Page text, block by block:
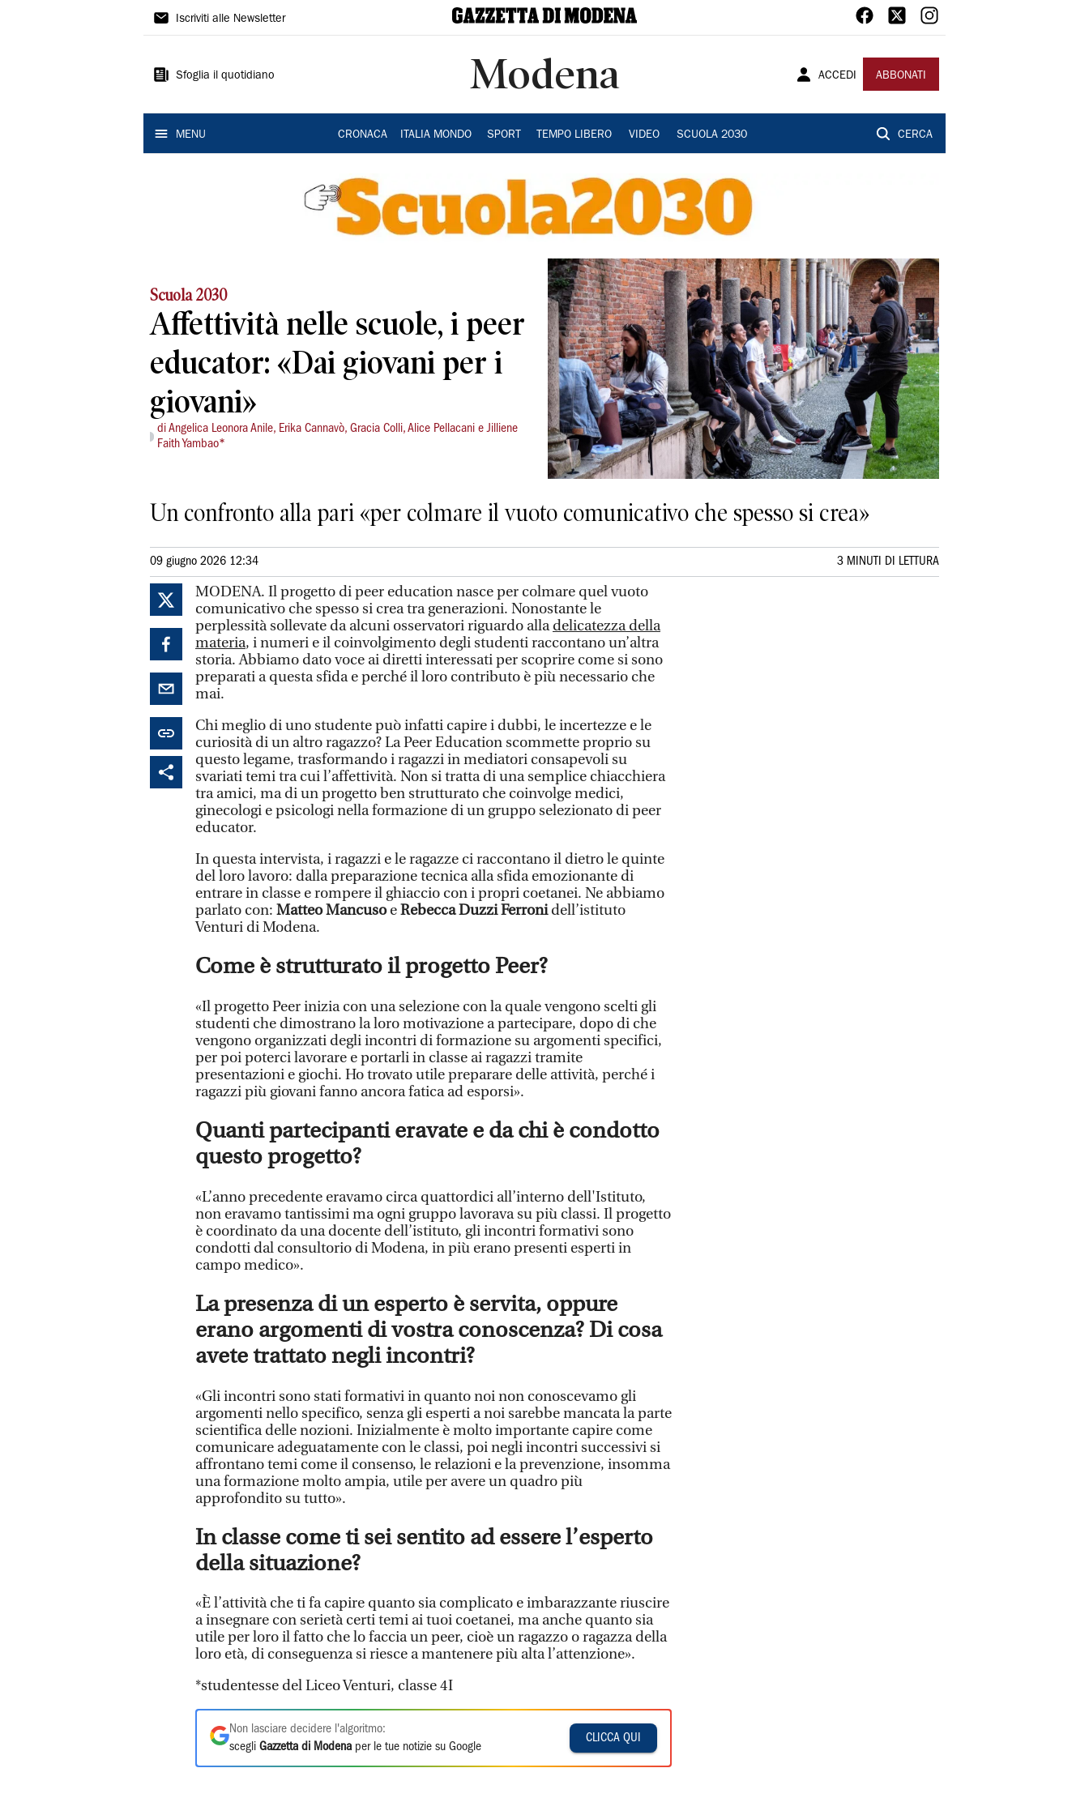
Gazzetta
Modena
Iscriviti alle Newsletter
Sfoglia il quotidiano Modena ACCEDI ABBONATI
MENU CRONACA ITALIA MONDO SPORT TEMPO LIBERO VIDEO SCUOLA 2030 CERCA
Scuola 2030
Affettività nelle scuole, i peer
educator: «Dai giovani per i
giovani»
di Angelica Leonora Anile, Erika Cannavò, Gracia Colli, Alice Pellacani e Jilliene
Faith Yambao*
Un confronto alla pari «per colmare il vuoto comunicativo che spesso si crea»
09 giugno 2026 12:34 3 MINUTI DI LETTURA
MODENA. Il progetto di peer education nasce per colmare quel vuoto
comunicativo che spesso si crea tra generazioni. Nonostante le
perplessità sollevate da alcuni osservatori riguardo alladelicatezza della
materia, i numeri e il coinvolgimento degli studenti raccontano un’altra
storia. Abbiamo dato voce ai diretti interessati per scoprire come si sono
preparati a questa sfida e perché il loro contributo è più necessario che
mai.
Chi meglio di uno studente può infatti capire i dubbi, le incertezze e le
curiosità di un altro ragazzo? La Peer Education scommette proprio su
questo legame, trasformando i ragazzi in mediatori consapevoli su
svariati temi tra cui l’affettività. Non si tratta di una semplice chiacchiera
tra amici, ma di un progetto ben strutturato che coinvolge medici,
ginecologi e psicologi nella formazione di un gruppo selezionato di peer
educator.
In questa intervista, i ragazzi e le ragazze ci raccontano il dietro le quinte
del loro lavoro: dalla preparazione tecnica alla sfida emozionante di
entrare in classe e rompere il ghiaccio con i propri coetanei. Ne abbiamo
parlato con: Matteo MancusoeRebecca Duzzi Ferronidell’istituto
Venturi di Modena.
Come è strutturato il progetto Peer?
«Il progetto Peer inizia con una selezione con la quale vengono scelti gli
studenti che dimostrano la loro motivazione a partecipare, dopo di che
vengono organizzati degli incontri di formazione su argomenti specifici,
per poi poterci lavorare e portarli in classe ai ragazzi tramite
presentazioni e giochi. Ho trovato utile preparare delle attività, perché i
ragazzi più giovani fanno ancora fatica ad esporsi».
Quanti partecipanti eravate e da chi è condotto
questo progetto?
«L’anno precedente eravamo circa quattordici all’interno dell'Istituto,
non eravamo tantissimi ma ogni gruppo lavorava su più classi. Il progetto
è coordinato da una docente dell’istituto, gli incontri formativi sono
condotti dal consultorio di Modena, in più erano presenti esperti in
campo medico».
La presenza di un esperto è servita, oppure
erano argomenti di vostra conoscenza? Di cosa
avete trattato negli incontri?
«Gli incontri sono stati formativi in quanto noi non conoscevamo gli
argomenti nello specifico, senza gli esperti a noi sarebbe mancata la parte
scientifica delle nozioni. Inizialmente è molto importante capire come
comunicare adeguatamente con le classi, poi negli incontri successivi si
affrontano temi come il consenso, le relazioni e la prevenzione, insomma
una formazione molto ampia, utile per avere un quadro più
approfondito su tutto».
In classe come ti sei sentito ad essere l’esperto
della situazione?
«È l’attività che ti fa capire quanto sia complicato e imbarazzante riuscire
a insegnare con serietà certi temi ai tuoi coetanei, ma anche quanto sia
utile per loro il fatto che lo faccia un peer, cioè un ragazzo o ragazza della
loro età, di conseguenza si riesce a mantenere più alta l’attenzione».
*studentesse del Liceo Venturi, classe 4I
Non lasciare decidere l'algoritmo:
scegli Gazzetta di Modena per le tue notizie su Google
CLICCA QUI